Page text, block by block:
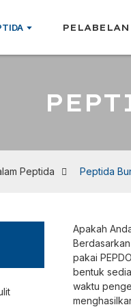
Peptida Peptida
Apakah
pakai
bentuk
waktu